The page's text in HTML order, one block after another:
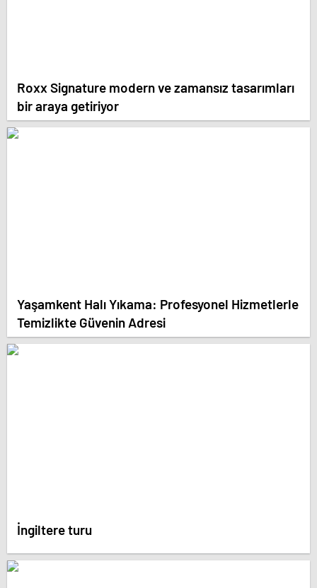
Roxx Signature modern ve zamansız tasarımları
bir araya getiriyor
Yaşamkent Halı Yıkama: Profesyonel Hizmetlerle
Temizlikte Güvenin Adresi
İngiltere turu